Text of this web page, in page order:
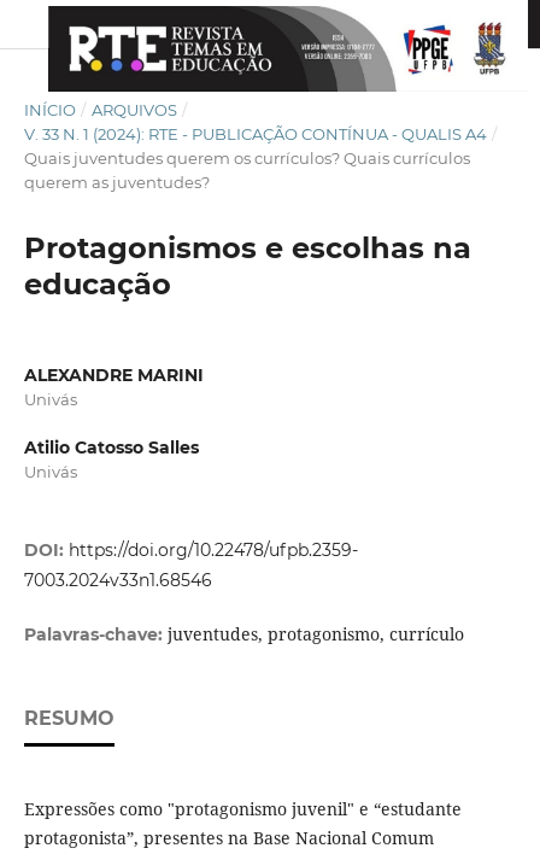
INÍCIO / ARQUIVOS /
V. 33 N. 1 (2024): RTE - PUBLICAÇÃO CONTÍNUA - QUALIS A4 /
Quais juventudes querem os currículos? Quais currículos
querem as juventudes?
Protagonismos e escolhas na
educação
ALEXANDRE MARINI
Univás
Atilio Catosso Salles
Univás
DOI: https://doi.org/10.22478/ufpb.2359-
7003.2024v33n1.68546
Palavras-chave: juventudes, protagonismo, currículo
RESUMO
Expressões como "protagonismo juvenil" e “estudante
protagonista”, presentes na Base Nacional Comum